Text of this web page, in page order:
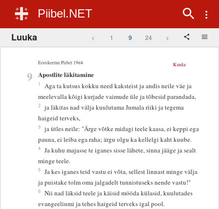
Piibel.NET
Luuka < 1 9 24 >
Eestikeelne Piibel 1968
9
Kuula
Apostlite läkitamine
1
Aga ta kutsus kokku need kaksteist ja andis neile väe ja
meelevalla kõigi kurjade vaimude üle ja tõbesid parandada,
2 ja läkitas nad välja kuulutama Jumala riiki ja tegema
haigeid terveks,
3 ja ütles neile: "Ärge võtke midagi teele kaasa, ei keppi ega
pauna, ei leiba ega raha; ärgu olgu ka kellelgi kaht kuube.
4 Ja kuhu majasse te iganes sisse lähete, sinna jääge ja sealt
minge teele.
5 Ja kes iganes teid vastu ei võta, sellest linnast minge välja
ja puistake tolm oma jalgadelt tunnistuseks nende vastu!"
6 Nii nad läksid teele ja käisid mööda külasid, kuulutades
evangeeliumi ja tehes haigeid terveks igal pool.